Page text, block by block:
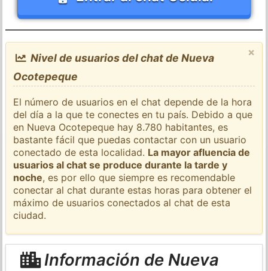
×
Nivel de usuarios del chat de Nueva
Ocotepeque
El número de usuarios en el chat depende de la hora
del día a la que te conectes en tu país. Debido a que
en Nueva Ocotepeque hay 8.780 habitantes, es
bastante fácil que puedas contactar con un usuario
conectado de esta localidad. La mayor afluencia de
usuarios al chat se produce durante la tarde y
noche, es por ello que siempre es recomendable
conectar al chat durante estas horas para obtener el
máximo de usuarios conectados al chat de esta
ciudad.
Información de Nueva